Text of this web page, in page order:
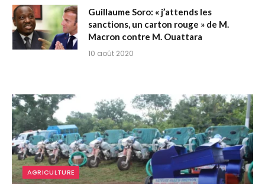
Guillaume Soro: « j’attends les
sanctions, un carton rouge » de M.
Macron contre M. Ouattara
10 août 2020
AGRICULTURE